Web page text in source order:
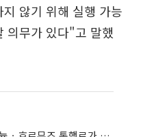
않기 위해 실행 가능
의무가 있다"고 말했